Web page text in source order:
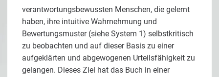
verantwortungsbewussten Menschen, die gelernt
haben, ihre intuitive Wahrnehmung und
Bewertungsmuster (siehe System 1) selbstkritisch
zu beobachten und auf dieser Basis zu einer
aufgeklärten und abgewogenen Urteilsfähigkeit zu
gelangen. Dieses Ziel hat das Buch in einer